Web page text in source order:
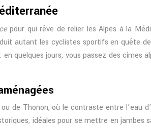
pour qui rêve de relier les Alpes à la
autant les cyclistes sportifs en
quelques jours, vous passez des cimes
de Thonon, où le contraste entre l’eau
idéales pour se mettre en jambes